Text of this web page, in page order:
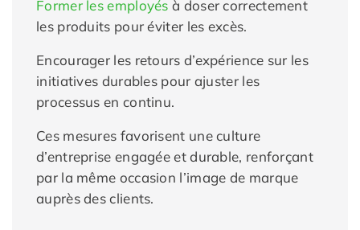
Former les employés à doser correctement
les produits pour éviter les excès.
Encourager les retours d’expérience sur les
initiatives durables pour ajuster les
processus en continu.
Ces mesures favorisent une culture
d’entreprise engagée et durable, renforçant
par la même occasion l’image de marque
auprès des clients.